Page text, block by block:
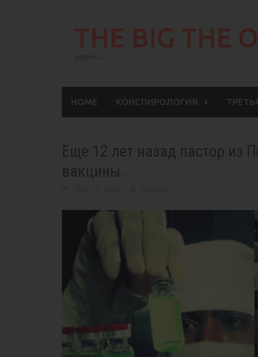
THE BIG THE
HOME КОНСПИРОЛОГИЯ
Еще 12 лет назад пастор из
вакцины.